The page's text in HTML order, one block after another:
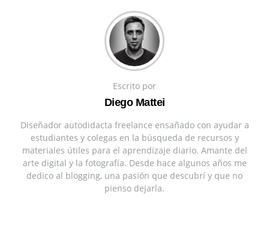
Escrito por
Diego Mattei
Diseñador autodidacta freelance ensañado con ayudar a
estudiantes y colegas en la búsqueda de recursos y
materiales útiles para el aprendizaje diario. Amante del
arte digital y la fotografía. Desde hace algunos años me
dedico al blogging, una pasión que descubrí y que no
pienso dejarla.